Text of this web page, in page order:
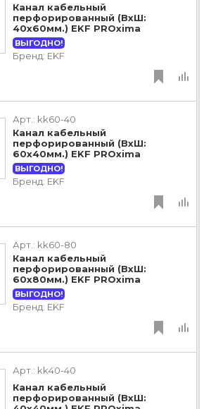
Канал кабельный
перфорированный (ВхШ:
40х60мм.) EKF PROxima
ВЫГОДНО!
Бренд: EKF
Арт.: kk60-40
Канал кабельный
перфорированный (ВхШ:
60х40мм.) EKF PROxima
ВЫГОДНО!
Бренд: EKF
Арт.: kk60-80
Канал кабельный
перфорированный (ВхШ:
60х80мм.) EKF PROxima
ВЫГОДНО!
Бренд: EKF
Арт.: kk40-40
Канал кабельный
перфорированный (ВхШ: